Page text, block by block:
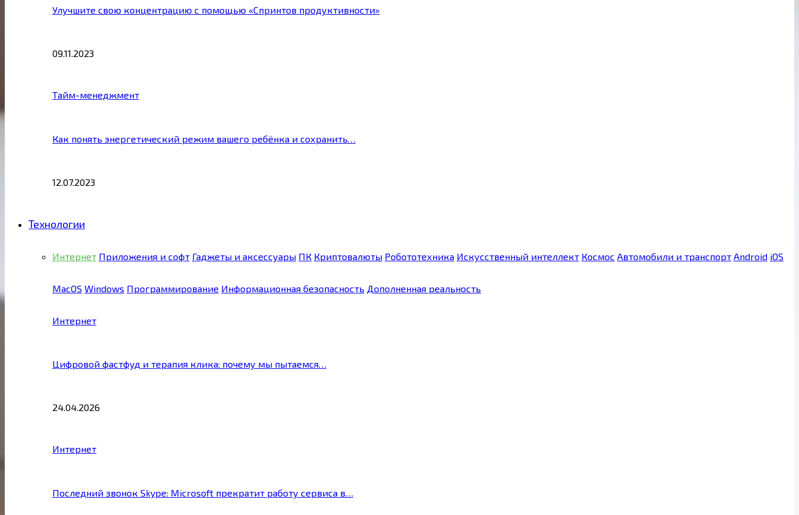
Улучшите свою концентрацию с помощью «Спринтов продуктивности»
09.11.2023
Тайм-менеджмент
Как понять энергетический режим вашего ребёнка и сохранить…
12.07.2023
Технологии
Интернет Приложения и софт Гаджеты и аксессуары ПК Криптовалюты Робототехника Искусственный интеллект Космос Автомобили и транспорт Android iOS
MacOS Windows Программирование Информационная безопасность Дополненная реальность
Интернет
Цифровой фастфуд и терапия клика: почему мы пытаемся…
24.04.2026
Интернет
Последний звонок Skype: Microsoft прекратит работу сервиса в…